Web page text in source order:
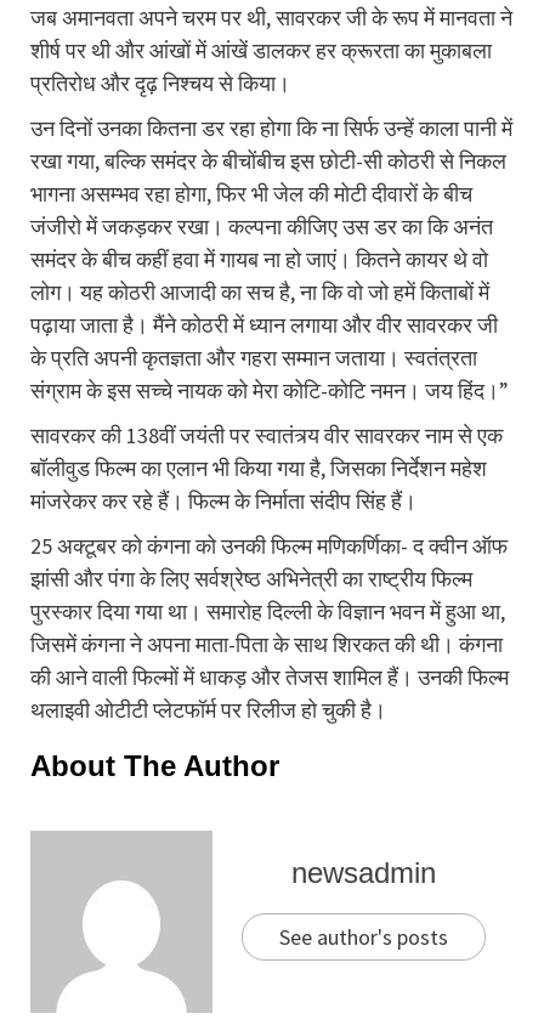
जब अमानवता अपने चरम पर थी, सावरकर जी के रूप में मानवता ने
शीर्ष पर थी और आंखों में आंखें डालकर हर क्रूरता का मुकाबला
प्रतिरोध और दृढ़ निश्चय से किया।
उन दिनों उनका कितना डर रहा होगा कि ना सिर्फ उन्हें काला पानी में
रखा गया, बल्कि समंदर के बीचोंबीच इस छोटी-सी कोठरी से निकल
भागना असम्भव रहा होगा, फिर भी जेल की मोटी दीवारों के बीच
जंजीरो में जकड़कर रखा। कल्पना कीजिए उस डर का कि अनंत
समंदर के बीच कहीं हवा में गायब ना हो जाएं। कितने कायर थे वो
लोग। यह कोठरी आजादी का सच है, ना कि वो जो हमें किताबों में
पढ़ाया जाता है। मैंने कोठरी में ध्यान लगाया और वीर सावरकर जी
के प्रति अपनी कृतज्ञता और गहरा सम्मान जताया। स्वतंत्रता
संग्राम के इस सच्चे नायक को मेरा कोटि-कोटि नमन। जय हिंद।”
सावरकर की 138वीं जयंती पर स्वातंत्र्य वीर सावरकर नाम से एक
बॉलीवुड फिल्म का एलान भी किया गया है, जिसका निर्देशन महेश
मांजरेकर कर रहे हैं। फिल्म के निर्माता संदीप सिंह हैं।
25 अक्टूबर को कंगना को उनकी फिल्म मणिकर्णिका- द क्वीन ऑफ
झांसी और पंगा के लिए सर्वश्रेष्ठ अभिनेत्री का राष्ट्रीय फिल्म
पुरस्कार दिया गया था। समारोह दिल्ली के विज्ञान भवन में हुआ था,
जिसमें कंगना ने अपना माता-पिता के साथ शिरकत की थी। कंगना
की आने वाली फिल्मों में धाकड़ और तेजस शामिल हैं। उनकी फिल्म
थलाइवी ओटीटी प्लेटफॉर्म पर रिलीज हो चुकी है।
About The Author
newsadmin
See author's posts